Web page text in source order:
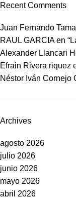
Recent Comments
Juan Fernando
RAUL GARCIAen
Alexander Llancari
Efrain Rivera riquez
Néstor Iván Cornejo
Archives
agosto 2026
julio 2026
junio 2026
mayo 2026
abril 2026